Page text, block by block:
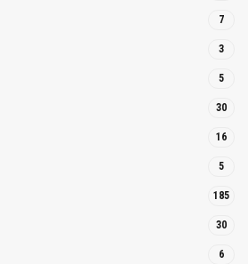
7
3
5
30
16
5
185
30
6